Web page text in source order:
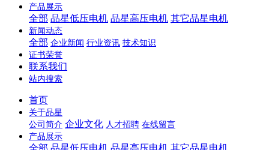
产品展示
全部 品星低压电机 品星高压电机 其它品星电机
新闻动态
全部 企业新闻 行业资讯 技术知识
证书荣誉
联系我们
站内搜索
首页
关于品星
公司简介 企业文化 人才招聘 在线留言
产品展示
全部 品星低压电机 品星高压电机 其它品星电机